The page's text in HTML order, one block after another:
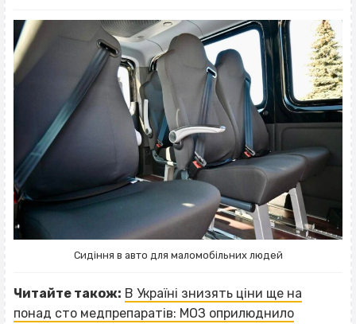
Сидіння в авто для маломобільних людей
Читайте також: В Україні знизять ціни ще на
понад сто медпрепаратів: МОЗ оприлюднило